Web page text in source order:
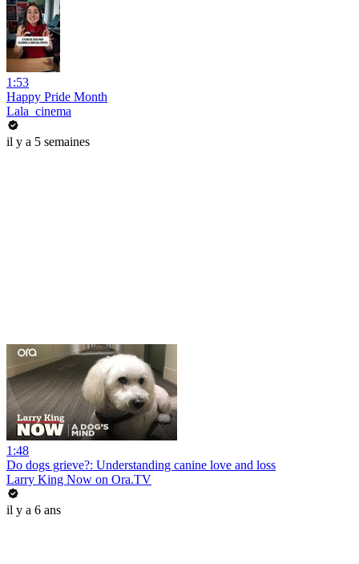
1:53
Happy Pride Month
Lala_cinema
il y a 5 semaines
1:48
Do dogs grieve?: Understanding canine love and loss
Larry King Now on Ora.TV
il y a 6 ans